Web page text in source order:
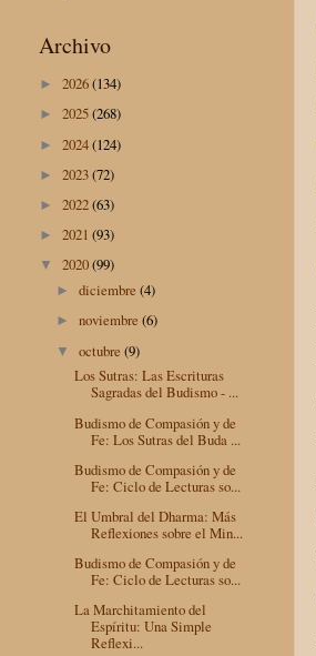
Archivo
► 2026(134)
► 2025(268)
► 2024(124)
► 2023(72)
► 2022(63)
► 2021 (93)
▼ 2020(99)
►diciembre(4)
►noviembre(6)
▼octubre(9)
Los Sutras: Las Escrituras
Sagradas del Budismo - ...
Budismo de Compasión y de
Fe: Los Sutras del Buda ...
Budismo de Compasión y de
Fe: Ciclo de Lecturas so...
El Umbral del Dharma: Más
Reflexiones sobre el Min...
Budismo de Compasión y de
Fe: Ciclo de Lecturas so...
La Marchitamiento del
Espíritu: Una Simple
Reflexi...